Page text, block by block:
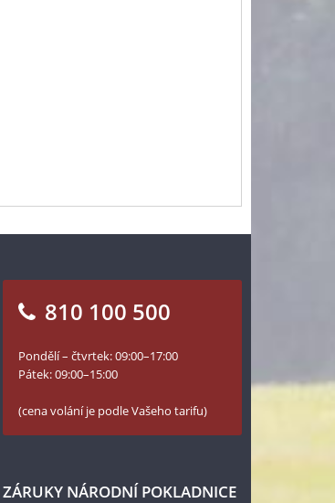
810 100 500
Pondělí – čtvrtek: 09:00–17:00
Pátek: 09:00–15:00
(cena volání je podle Vašeho tarifu)
ZÁRUKY NÁRODNÍ POKLADNICE